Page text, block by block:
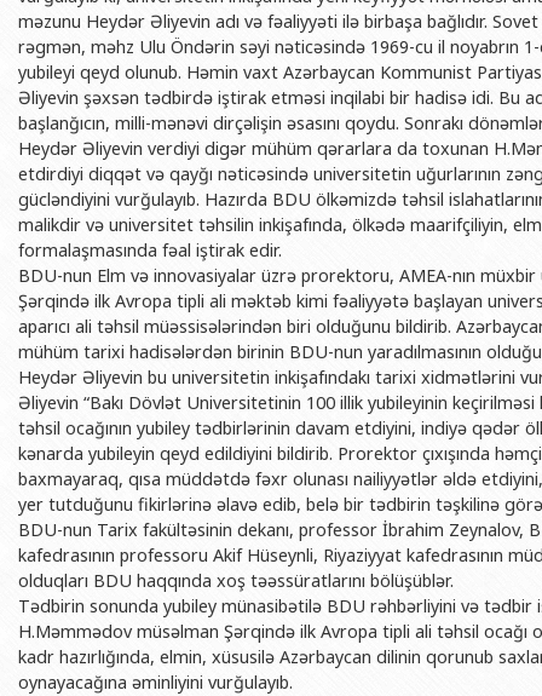
BDU-nun məzunları
Fəxri doktorlarımız
BDU-da təhsil
BDU-da tədris olunan ixtisaslar
Universitet tarixinin ən mühüm hadisələri
İnsan resursları və hüquq şöbəsi
Sənədlər və Müraciətlərlə iş
Maliyyə və təminat Departamenti
Keyfiyyətin təminatı, monitorinq
Psixoloji Yardım Sektoru
Mədəniyyət-yaradıcılıq Mərkəzi
İdman-sağlamlıq Mərkəzi
BDU-nun Nəşr Evi
Geologiya fakültəsi
Filologiya fakültəsi
Tarix fakültəsi
Beynəlxalq
Hüquq fakültəsi
Jurnalistika fakültəsi
İnformasiya və
Şərqşünasliq
Sosial elmlər və
Şəxsi
Publik
məzunu Heydər Əliyevin adı və fəaliyyəti ilə birbaşa bağlıdır.
rəgmən, məhz Ulu Öndərin səyi nəticəsində 1969-cu il noyabrın
yubileyi qeyd olunub. Həmin vaxt Azərbaycan Kommunist
Əliyevin şəxsən tədbirdə iştirak etməsi inqilabi bir hadisə idi. Bu
başlanğıcın, milli-mənəvi dirçəlişin əsasını qoydu. Sonrakı
Heydər Əliyevin verdiyi digər mühüm qərarlara da toxunan
etdirdiyi diqqət və qayğı nəticəsində universitetin uğurlarının
gücləndiyini vurğulayıb. Hazırda BDU ölkəmizdə təhsil
malikdir və universitet təhsilin inkişafında, ölkədə maarifçiliyin,
formalaşmasında fəal iştirak edir.
BDU-nun Elm və innovasiyalar üzrə prorektoru, AMEA-nın müxbir
Şərqində ilk Avropa tipli ali məktəb kimi fəaliyyətə başlayan
aparıcı ali təhsil müəssisələrindən biri olduğunu bildirib.
mühüm tarixi hadisələrdən birinin BDU-nun yaradılmasının
Heydər Əliyevin bu universitetin inkişafındakı tarixi xidmətlərini
Əliyevin “Bakı Dövlət Universitetinin 100 illik yubileyinin keçirilməsi
təhsil ocağının yubiley tədbirlərinin davam etdiyini, indiyə qədər
kənarda yubileyin qeyd edildiyini bildirib. Prorektor çıxışında
baxmayaraq, qısa müddətdə fəxr olunası nailiyyətlər əldə
yer tutduğunu fikirlərinə əlavə edib, belə bir tədbirin təşkilinə
BDU-nun Tarix fakültəsinin dekanı, professor İbrahim Zeynalov,
kafedrasının professoru Akif Hüseynli, Riyaziyyat kafedrasının
olduqları BDU haqqında xoş təəssüratlarını bölüşüblər.
Tədbirin sonunda yubiley münasibətilə BDU rəhbərliyini və tədbir
H.Məmmədov müsəlman Şərqində ilk Avropa tipli ali təhsil
kadr hazırlığında, elmin, xüsusilə Azərbaycan dilinin qorunub
oynayacağına əminliyini vurğulayıb.